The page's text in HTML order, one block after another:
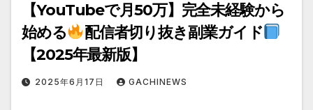
【YouTubeで月50万】完全未経験から
始める
配信者切り抜き副業ガイド
【2025年最新版】
2025年6月17日 GACHINEWS